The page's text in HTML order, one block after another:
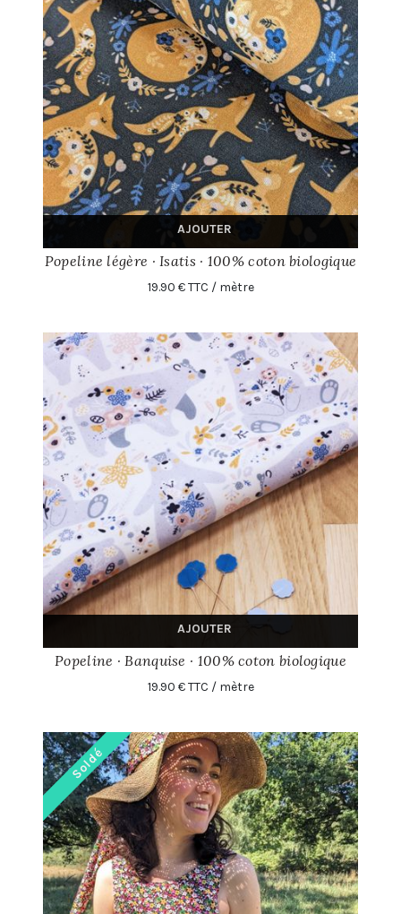
AJOUTER
Popeline légère · Isatis · 100% coton biologique
19.90 € TTC / mètre
AJOUTER
Popeline · Banquise · 100% coton biologique
19.90 € TTC / mètre
Soldé